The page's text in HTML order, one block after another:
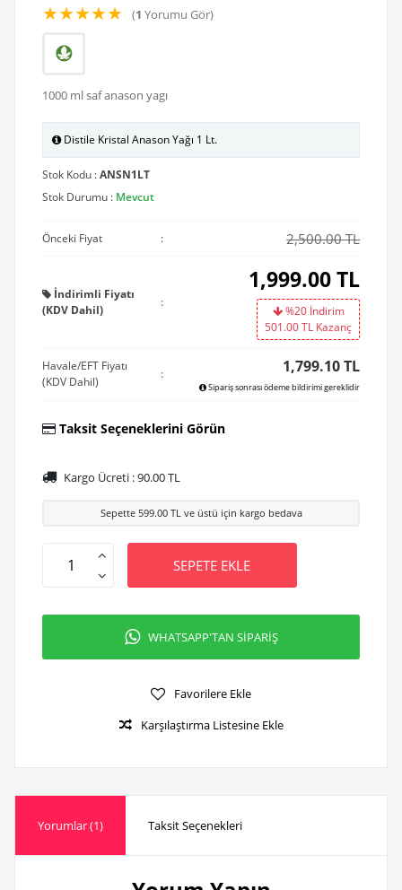
★★★★★ (1 Yorumu Gör)
1000 ml saf anason yagı
Distile Kristal Anason Yağı 1 Lt.
Stok Kodu :ANSN1LT
Stok Durumu : Mevcut
Önceki Fiyat : 2,500.00 TL
İndirimli Fiyatı
(KDV Dahil)
:
1,999.00TL
%20 İndirim
501.00TL Kazanç
Havale/EFT Fiyatı
(KDV Dahil)
: 1,799.10 TL
Sipariş sonrası ödeme bildirimi gereklidir
Taksit Seçeneklerini Görün
Kargo Ücreti :90.00TL
Sepette 599.00TL ve üstü için kargo bedava
SEPETE EKLE
WHATSAPP'TAN SİPARİŞ
Favorilere Ekle
Karşılaştırma Listesine Ekle
Yorumlar (1) Taksit Seçenekleri